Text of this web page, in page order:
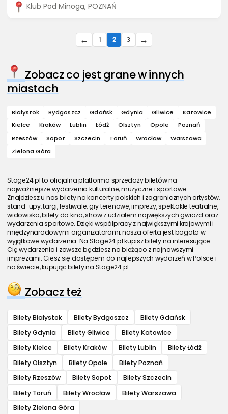
Klub Pod Minogą, POZNAŃ
← 1 2 3 →
Zobacz co jest grane w innych
miastach
Białystok Bydgoszcz Gdańsk Gdynia Gliwice
Katowice
Kielce
Kraków Lublin Łódź Olsztyn Opole
Poznań
Rzeszów
Sopot Szczecin Toruń Wrocław
Warszawa
Zielona Góra
Stage24.pl to oficjalna platforma sprzedaży biletów na
najważniejsze wydarzenia kulturalne, muzyczne i sportowe.
Znajdziesz u nas bilety na koncerty polskich i zagranicznych artystów,
stand-upy, targi, festiwale, gry terenowe, imprezy, spektakle teatralne,
widowiska, bilety do kina, show z udziałem największych gwiazd oraz
wydarzenia sportowe. Dzięki współpracy z największymi krajowymi i
międzynarodowymi organizatorami, nasza oferta jest bogata w
wyjątkowe wydarzenia. Na Stage24.pl kupisz bilety na interesujące
Cię wydarzenia i zawsze będziesz na bieżąco z najnowszymi
imprezami. Ciesz się dostępem do najlepszych wydarzeń w Polsce i
na świecie, kupując bilety na Stage24.pl
Zobacz też
Bilety Białystok Bilety Bydgoszcz
Bilety Gdańsk
Bilety Gdynia
Bilety Gliwice
Bilety Katowice
Bilety Kielce
Bilety Kraków Bilety Lublin
Bilety Łódź
Bilety Olsztyn
Bilety Opole
Bilety Poznań
Bilety Rzeszów
Bilety Sopot
Bilety Szczecin
Bilety Toruń
Bilety Wrocław
Bilety Warszawa
Bilety Zielona Góra